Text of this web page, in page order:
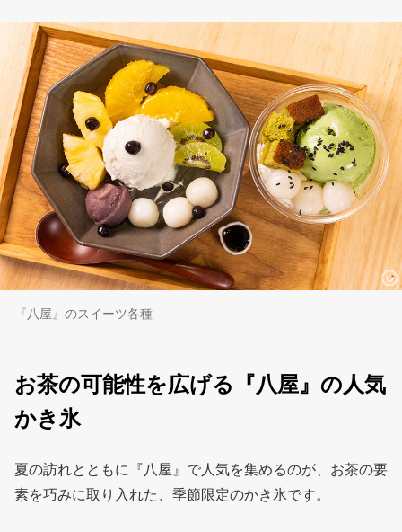
『八屋』のスイーツ各種
お茶の可能性を広げる『八屋』の人気
かき氷
夏の訪れとともに『八屋』で人気を集めるのが、お茶の要
素を巧みに取り入れた、季節限定のかき氷です。